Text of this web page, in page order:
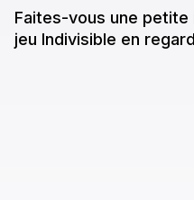
Faites-vous une
jeu Indivisible en